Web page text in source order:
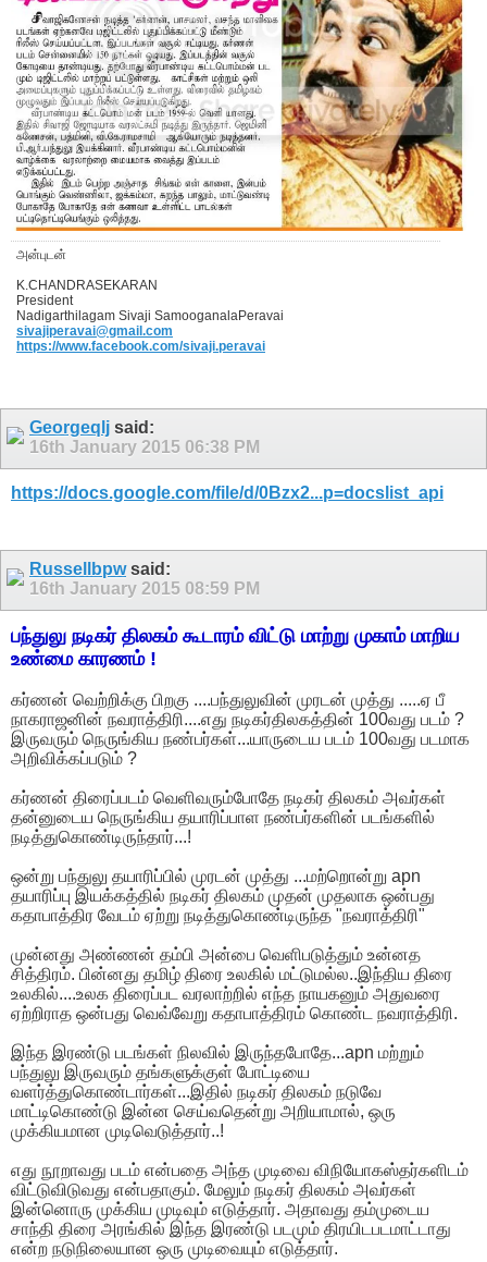
அன்புடன்
K.CHANDRASEKARAN
President
Nadigarthilagam Sivaji SamooganalaPeravai
sivajiperavai@gmail.com
https://www.facebook.com/sivaji.peravai
Georgeqlj said:
16th January 2015 06:38 PM
https://docs.google.com/file/d/0Bzx2...p=docslist_api
Russellbpwsaid:
16th January 2015 08:59 PM
பந்துலு நடிகர் திலகம் கூடாரம் விட்டு மாற்று முகாம் மாறிய
உண்மை காரணம் !
கர்ணன் வெற்றிக்கு பிறகு ....பந்துலுவின் முரடன் முத்து .....ஏ பீ
நாகராஜனின் நவராத்திரி....எது நடிகர்திலகத்தின் 100வது படம் ?
இருவரும் நெருங்கிய நண்பர்கள்...யாருடைய படம் 100வது படமாக
அறிவிக்கப்படும் ?
கர்ணன் திரைப்படம் வெளிவரும்போதே நடிகர் திலகம் அவர்கள்
தன்னுடைய நெருங்கிய தயாரிப்பாள நண்பர்களின் படங்களில்
நடித்துகொண்டிருந்தார்...!
ஒன்று பந்துலு தயாரிப்பில் முரடன் முத்து ...மற்றொன்று apn
தயாரிப்பு இயக்கத்தில் நடிகர் திலகம் முதன் முதலாக ஒன்பது
கதாபாத்திர வேடம் ஏற்று நடித்துகொண்டிருந்த "நவராத்திரி"
முன்னது அண்ணன் தம்பி அன்பை வெளிபடுத்தும் உன்னத
சித்திரம். பின்னது தமிழ் திரை உலகில் மட்டுமல்ல..இந்திய திரை
உலகில்....உலக திரைப்பட வரலாற்றில் எந்த நாயகனும் அதுவரை
ஏற்றிராத ஒன்பது வெவ்வேறு கதாபாத்திரம் கொண்ட நவராத்திரி.
இந்த இரண்டு படங்கள் நிலவில் இருந்தபோதே...apn மற்றும்
பந்துலு இருவரும் தங்களுக்குள் போட்டியை
வளர்த்துகொண்டார்கள்...இதில் நடிகர் திலகம் நடுவே
மாட்டிகொண்டு இன்ன செய்வதென்று அறியாமால், ஒரு
முக்கியமான முடிவெடுத்தார்..!
எது நூறாவது படம் என்பதை அந்த முடிவை விநியோகஸ்தர்களிடம்
விட்டுவிடுவது என்பதாகும். மேலும் நடிகர் திலகம் அவர்கள்
இன்னொரு முக்கிய முடிவும் எடுத்தார். அதாவது தம்முடைய
சாந்தி திரை அரங்கில் இந்த இரண்டு படமும் திரயிடபடமாட்டாது
என்ற நடுநிலையான ஒரு முடிவையும் எடுத்தார்.